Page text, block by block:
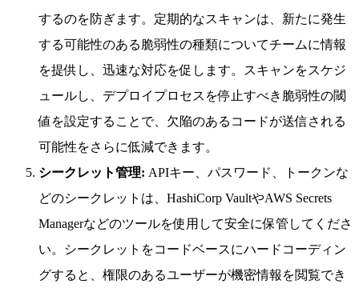
するのを防ぎます。定期的なスキャンは、新たに発生
する可能性のある脆弱性の種類についてチームに情報
を提供し、迅速な対応を促します。スキャンをスケジ
ュールし、デプロイプロセスを停止すべき脆弱性の閾
値を設定することで、欠陥のあるコードが送信される
可能性をさらに低減できます。
シークレット管理: APIキー、パスワード、トークンな
どのシークレットは、HashiCorp VaultやAWS Secrets
Managerなどのツールを使用して安全に保管してくださ
い。シークレットをコードベースにハードコーディン
グすると、権限のあるユーザーが機密情報を閲覧でき